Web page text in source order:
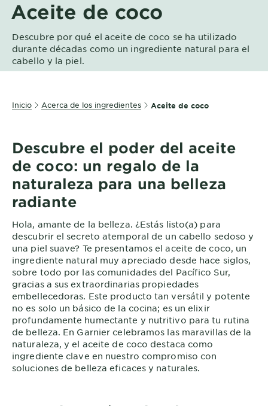
SERVICES
&
TOOLS
EXPLORE
Garnier
Ingredients
Greener
Beauty
Offers
Cruelty
Free
Aceite de coco
Descubre por qué el aceite de coco se ha utilizado
durante décadas como un ingrediente natural para el
cabello y la piel.
Inicio Acerca de los ingredientes Aceite de coco
Descubre el poder del aceite
de coco: un regalo de la
naturaleza para una belleza
radiante
Hola, amante de la belleza. ¿Estás listo(a) para
descubrir el secreto atemporal de un cabello sedoso y
una piel suave? Te presentamos el aceite de coco, un
ingrediente natural muy apreciado desde hace siglos,
sobre todo por las comunidades del Pacífico Sur,
gracias a sus extraordinarias propiedades
embellecedoras. Este producto tan versátil y potente
no es solo un básico de la cocina; es un elixir
profundamente humectante y nutritivo para tu rutina
de belleza. En Garnier celebramos las maravillas de la
naturaleza, y el aceite de coco destaca como
ingrediente clave en nuestro compromiso con
soluciones de belleza eficaces y naturales.